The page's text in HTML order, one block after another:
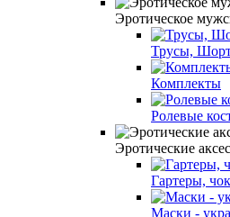
Эротическое
Трусы,
Комплекты
Ролевые
Эротические
Гартеры,
Маски -